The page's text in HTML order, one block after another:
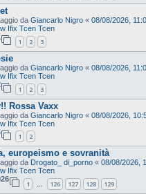
da Giancarlo Nigro « 08/08/2026,
Ifix Tcen Tcen
1 2 3
da Giancarlo Nigro « 08/08/2026,
Ifix Tcen Tcen
1 2 3
Rossa Vaxx
da Giancarlo Nigro « 08/08/2026,
Ifix Tcen Tcen
1 2
europeismo e sovranità
da Drogato_ di_porno « 08/08/2026,
Ifix Tcen Tcen
1 … 126 127 128 129